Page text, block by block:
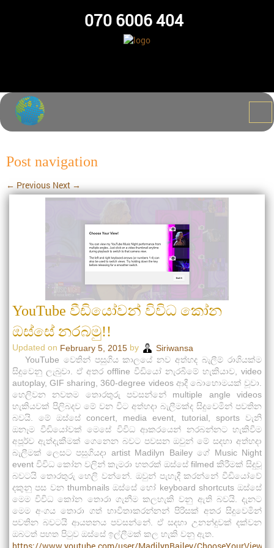
070 6006 404
Post navigation
← Previous Next →
YouTube වීඩියෝවන් විවිධ කෝන
ඔස්සේ නරබමු!!
Updated on February 5, 2015 by
Siriwansa
YouTube වෙතින් පසුගිය කාලයේ නව අත්හද බැලීම් රාශියක්ම
සිදුවෙනු ලැබුවා. ඒ අතර offline වීඩියෝ නැරබීමේ හැකියාව, video
autoplay, GIF sharing, 360-degree videos ආදී බොහොමයක් වූවා.
හෙලිවන නවතම තොරතුරු පවසන්නේ multiple angle videos
හැකියවක් පිලිබදව මේ වන විට අත්හදා බැලීමක්ද සිදුවෙමින් පවතින
බවයි. මේ ඔස්සේ concert, media event, tutorial, sports වැනි
ඔනෑම වීඩියෝවක් මෙසේ විවිධ ආකරයෙන් නරබන්නට හැකිවීම
අපූර්ව ඇත්දැකීමක් ගෙනෙන බවට පවසන ඔවුන් මේ සදහා අත්හදා
බැලීමක් ලෙසට පසුගියදා artist Madilyn Bailey ගේ Music Night
event විවිධ කෝන වලින් කැමරා හතරක් ඔස්සේ filmed කිරීමක් සිදුවූ
බවටයි තොරතුරු හෙලි වන්නේ. ඔවුන් පැහැදී කරන්නේ වීඩියෝවේ
දකුනු පස වන thumbnails ඔස්සේ හෝ keyboard shortcuts ඔස්සේ
මෙම විවිධ කෝන තොරා ගැනීම කලහැකි වනු ඇති බවයි. දැනට
මෙම අංගය තොරා ගත් භාවිතාකරන්නන් පිරිසක් අතර සිදුවෙමින්
පවතින බවටයි ආයතනය පවසන්නේ. ඒ සදහා උනන්දුවක් දක්වන
ඔබටත් පහත පි‍ටුව ඔස්සේ ඉල්ලීමක් කල හැකි වනු ඇත.